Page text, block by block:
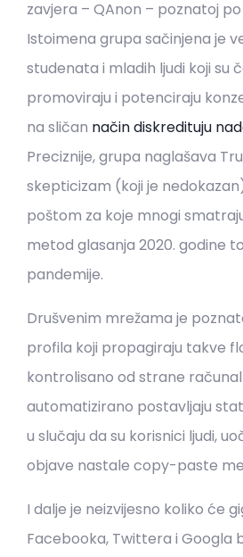
zavjera – QAnon – poznatoj
Istoimena grupa sačinjena je
studenata i mladih ljudi koji su
promoviraju i potenciraju
na sličan način diskredituju
Preciznije, grupa naglašava
skepticizam (koji je
poštom za koje mnogi
metod glasanja 2020. godine
pandemije.
Drušvenim mrežama je
profila koji propagiraju takve
kontrolisano od strane
automatizirano postavljaju
u slučaju da su korisnici ljudi,
objave nastale copy-paste
I dalje je neizvijesno koliko će
Facebooka, Twittera i Googla